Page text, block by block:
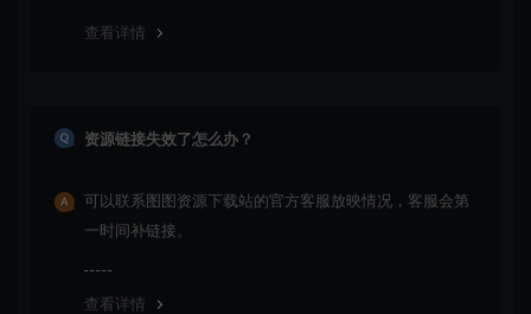
查看详情
资源链接失效了怎么办？
可以联系图图资源下载站的官方客服放映情况，客服会第
一时间补链接。
查看详情